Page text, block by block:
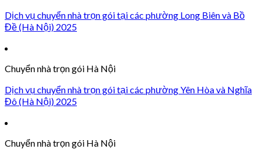
Dịch vụ chuyển nhà trọn gói tại các phường Long Biên và Bồ
Đề (Hà Nội) 2025
Chuyển nhà trọn gói Hà Nội
Dịch vụ chuyển nhà trọn gói tại các phường Yên Hòa và Nghĩa
Đô (Hà Nội) 2025
Chuyển nhà trọn gói Hà Nội